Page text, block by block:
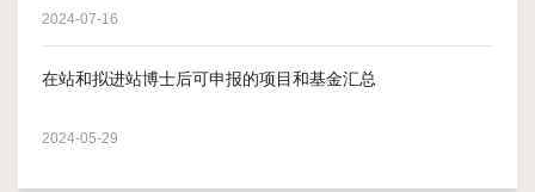
2024-07-16
在站和拟进站博士后可申报的项目和基金汇总
2024-05-29